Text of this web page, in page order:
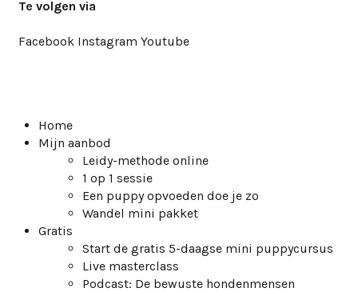
Te volgen via
Facebook Instagram Youtube
Home
Mijn aanbod
Leidy-methode online
1 op 1 sessie
Een puppy opvoeden doe je zo
Wandel mini pakket
Gratis
Start de gratis 5-daagse mini puppycursus
Live masterclass
Podcast: De bewuste hondenmensen